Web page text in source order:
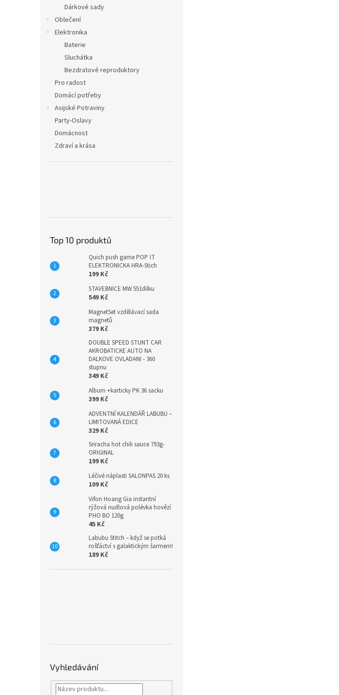
Dárkové sady
Oblečení
Elektronika
Baterie
Sluchátka
Bezdratové reproduktory
Pro radost
Domácí potřeby
Asijské Potraviny
Party-Oslavy
Domácnost
Zdraví a krása
Top 10 produktů
Quich push game POP IT
ELEKTRONICKA HRA-Stich
199 Kč
STAVEBNICE MW 551dilku
549 Kč
MagnetSet vzdělávací sada
magnetů
379 Kč
DOUBLE SPEED STUNT CAR
AKROBATICKE AUTO NA
DALKOVE OVLADANI - 360
stupnu
349 Kč
Album +karticky PK 36 sacku
399 Kč
ADVENTNÍ KALENDÁŘ LABUBU –
LIMITOVANÁ EDICE
329 Kč
Sriracha hot chili sauce 793g-
ORIGINAL
199 Kč
Léčivé náplasti SALONPAS 20 ks
109 Kč
Vifon Hoang Gia instantní
rýžová nudlová polévka hovězí
PHO BO 120g
45 Kč
Labubu Stitch – když se potká
rošťáctví s galaktickým šarmem!
189 Kč
Vyhledávání